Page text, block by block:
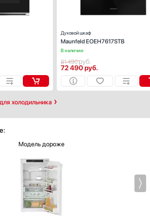
холодильника
В наличии
Духовой шкаф
Maunfeld EOEH7617STB
81 490руб.
72 490руб.
Модель дороже